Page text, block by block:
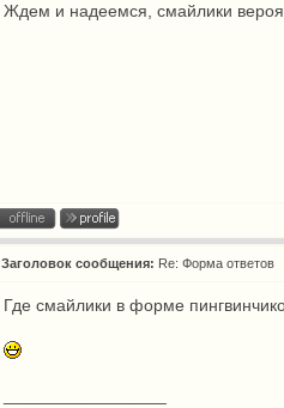
Ждем и надеемся, смайлики
Заголовок сообщения: Re: Форма ответов
Где смайлики в форме